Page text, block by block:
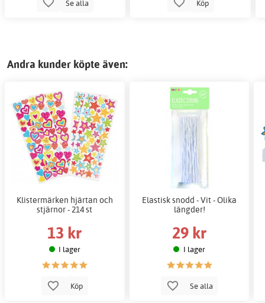
Se alla Köp
Andra kunder köpte även:
Klistermärken hjärtan och
stjärnor - 214 st
13 kr
I lager
Köp
Elastisk snodd - Vit - Olika
längder!
29 kr
I lager
Se alla